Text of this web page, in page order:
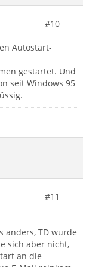
#10
Autostart-
gestartet. Und
seit Windows 95
#11
anders, TD wurde
sich aber nicht,
an die